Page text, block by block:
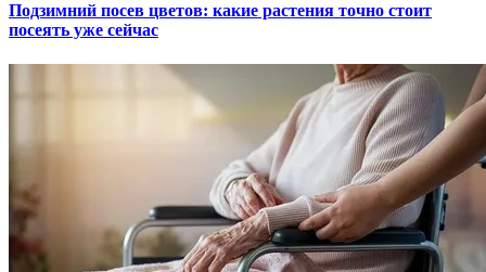
Подзимний посев цветов: какие растения точно стоит
посеять уже сейчас